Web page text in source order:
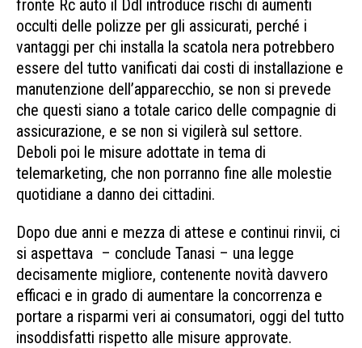
fronte Rc auto il Ddl introduce rischi di aumenti
occulti delle polizze per gli assicurati, perché i
vantaggi per chi installa la scatola nera potrebbero
essere del tutto vanificati dai costi di installazione e
manutenzione dell’apparecchio, se non si prevede
che questi siano a totale carico delle compagnie di
assicurazione, e se non si vigilerà sul settore.
Deboli poi le misure adottate in tema di
telemarketing, che non porranno fine alle molestie
quotidiane a danno dei cittadini.
Dopo due anni e mezza di attese e continui rinvii, ci
si aspettava – conclude Tanasi – una legge
decisamente migliore, contenente novità davvero
efficaci e in grado di aumentare la concorrenza e
portare a risparmi veri ai consumatori, oggi del tutto
insoddisfatti rispetto alle misure approvate.